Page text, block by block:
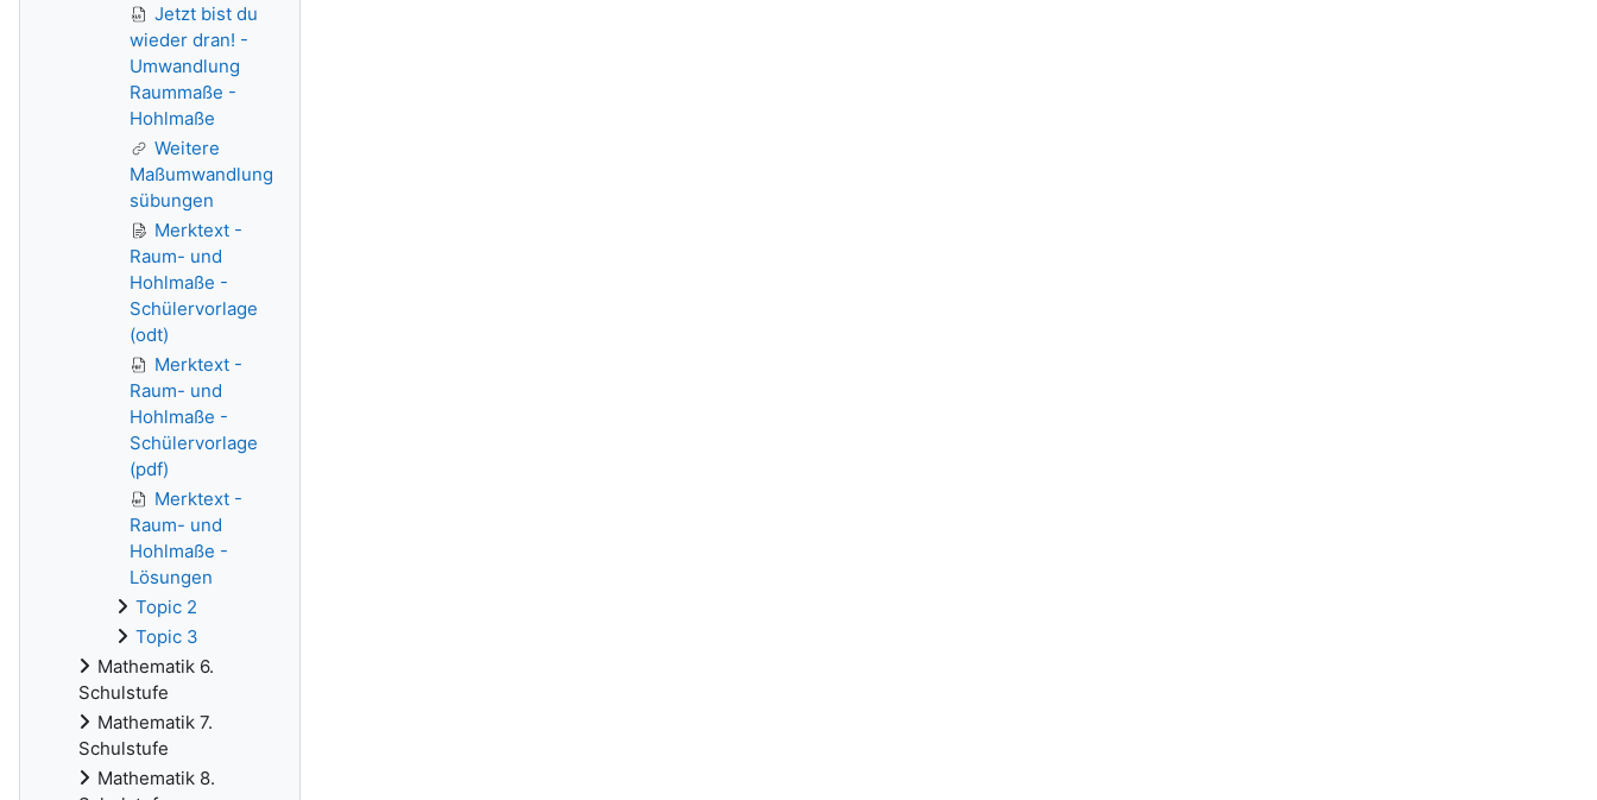
Jetzt bist du
wieder dran! -
Umwandlung
Raummaße -
Hohlmaße
Weitere
Maßumwandlung
sübungen
Merktext -
Raum- und
Hohlmaße -
Schülervorlage
(odt)
Merktext -
Raum- und
Hohlmaße -
Schülervorlage
(pdf)
Merktext -
Raum- und
Hohlmaße -
Lösungen
Topic 2
Topic 3
Mathematik 6.
Schulstufe
Mathematik 7.
Schulstufe
Mathematik 8.